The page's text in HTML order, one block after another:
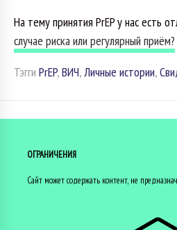
На тему принятия PrEP у нас есть
случае риска или регулярный приём?
Тэгги PrEP,ВИЧ,Личные истории,
ОГРАНИЧЕНИЯ
Сайт может содержать контент, не